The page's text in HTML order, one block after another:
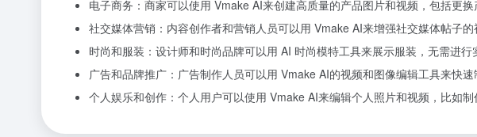
电子商务：商家可以使用 Vmake AI来创建高质量的产品图片和视频，包括更
社交媒体营销：内容创作者和营销人员可以用 Vmake AI来增强社交媒体帖子
时尚和服装：设计师和时尚品牌可以用 AI 时尚模特工具来展示服装，无需进
广告和品牌推广：广告制作人员可以用 Vmake AI的视频和图像编辑工具来快
个人娱乐和创作：个人用户可以使用 Vmake AI来编辑个人照片和视频，比如制